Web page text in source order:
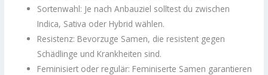
Sortenwahl: Je nach Anbauziel solltest du zwischen
Indica, Sativa oder Hybrid wählen.
Resistenz: Bevorzuge Samen, die resistent gegen
Schädlinge und Krankheiten sind.
Feminisiert oder regulär: Feminiserte Samen garantieren